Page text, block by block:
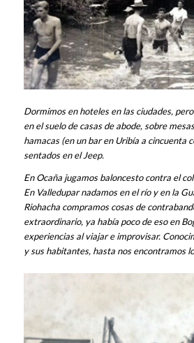
Dormimos en hoteles en las ciudades,
en el suelo de casas de abode, sobre
hamacas (en un bar en Uribía a cincuenta
sentados en el Jeep.
En Ocaña jugamos baloncesto contra el
En Valledupar nadamos en el río y en la
Riohacha compramos cosas de
extraordinario, ya había poco de eso en
experiencias al viajar e improvisar.
y sus habitantes, hasta nos encontramos